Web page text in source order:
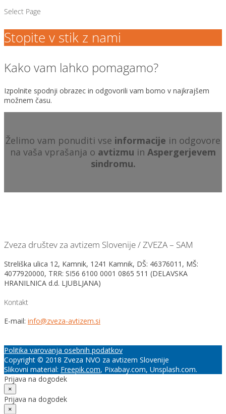
Select Page
Stopite v stik z nami
Kako vam lahko pomagamo?
Izpolnite spodnji obrazec in odgovorili vam bomo v najkrajšem
možnem času.
Želimo vam ponuditi vse informacije in odgovore
na vaša vprašanja o avtizmu in Aspergerjevem
sindromu.
Zveza društev za avtizem Slovenije / ZVEZA – SAM
Streliška ulica 12, Kamnik, 1241 Kamnik, DŠ: 46376011, MŠ:
4077920000, TRR: SI56 6100 0001 0865 511 (DELAVSKA
HRANILNICA d.d. LJUBLJANA)
Kontakt
E-mail: info@zveza-avtizem.si
Politika varovanja osebnih podatkov
Copyright © 2018 Zveza NVO za avtizem Slovenije
Slikovni material: Freepik.com, Pixabay.com, Unsplash.com.
Prijava na dogodek
×
Prijava na dogodek
×